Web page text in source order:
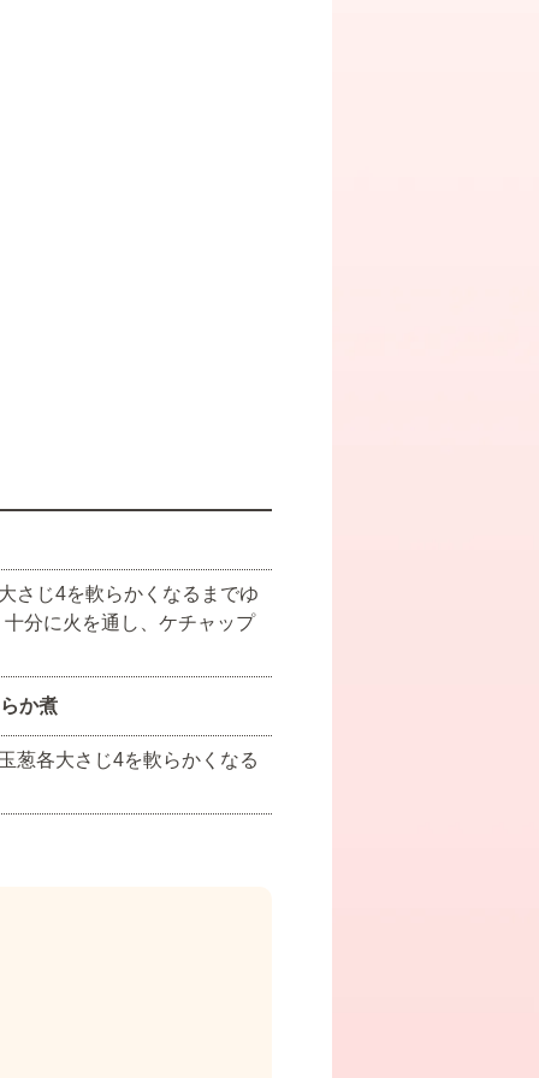
さじ4を軟らかくなるまでゆ
分に火を通し、ケチャップ
か煮
葱各大さじ4を軟らかくなる